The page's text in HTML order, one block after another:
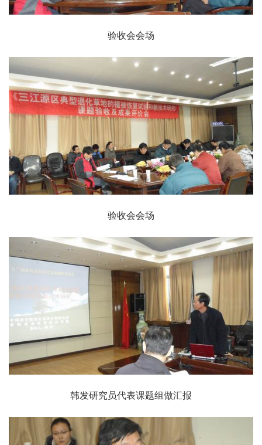
验收会会场
验收会会场
韩发研究员代表课题组做汇报